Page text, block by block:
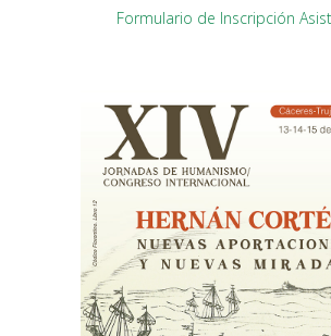
Formulario de Inscripción